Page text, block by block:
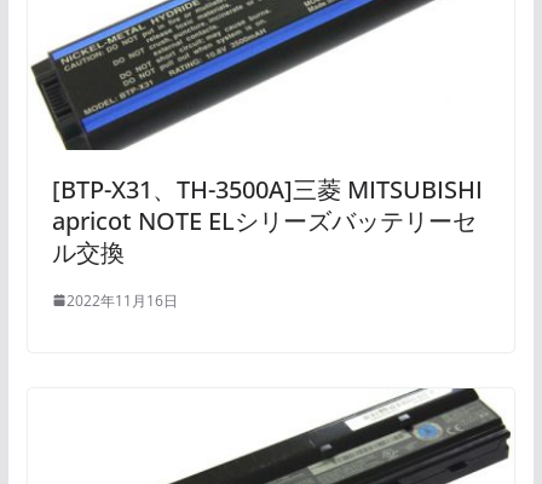
[BTP-X31、TH-3500A]三菱 MITSUBISHI
apricot NOTE ELシリーズバッテリーセ
ル交換
2022年11月16日